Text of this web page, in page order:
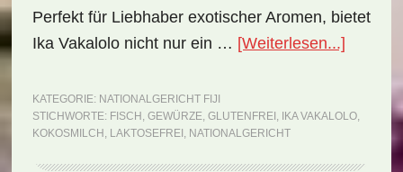
Perfekt für Liebhaber exotischer Aromen, bietet
Ika Vakalolo nicht nur ein … [Weiterlesen...]
KATEGORIE: NATIONALGERICHT FIJI
STICHWORTE: FISCH , GEWÜRZE, GLUTENFREI , IKA VAKALOLO,
KOKOSMILCH , LAKTOSEFREI , NATIONALGERICHT